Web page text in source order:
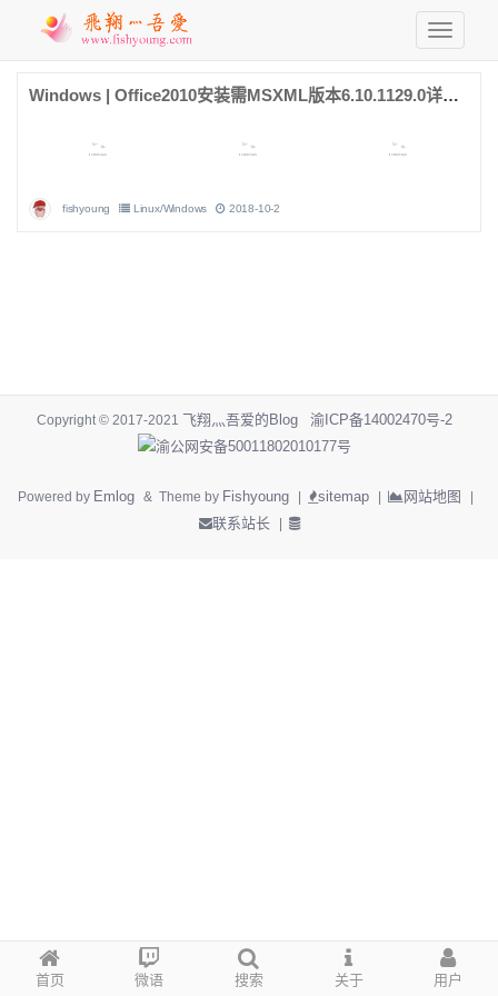
Windows | Office2010安装需MSXML版本6.10.1129.0详解方案
fishyoung Linux/Windows 2018-10-2
首页 微语 搜索 关于 用户
Copyright © 2017-2021 飞翔灬吾爱的Blog
渝ICP备14002470号-2
渝公网安备50011802010177号
Powered by Emlog & Theme by Fishyoung sitemap 网站地图
联系站长